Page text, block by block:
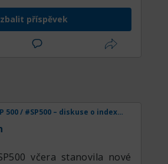
příspěvek
S&P 500 / #SP500 – diskuse o indexu, analýzách, novinkách a obchodních nápadech
včera stanovila nové